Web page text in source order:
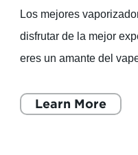
Los mejores
disfrutar de la mejor
eres un amante del
experiencia de vaping
Learn More